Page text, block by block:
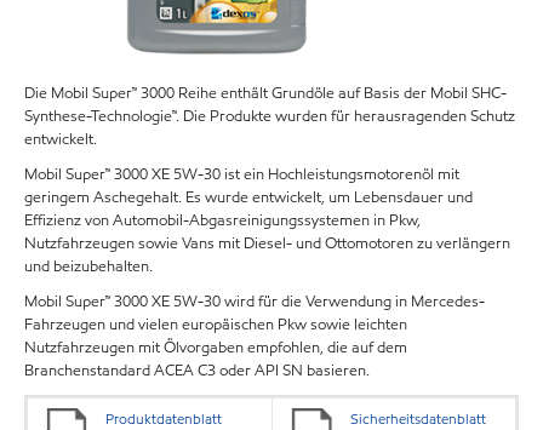
Die Mobil Super™ 3000 Reihe enthält Grundöle auf Basis der Mobil SHC-
Synthese-Technologie™. Die Produkte wurden für herausragenden Schutz
entwickelt.
Mobil Super™ 3000 XE 5W-30 ist ein Hochleistungsmotorenöl mit
geringem Aschegehalt. Es wurde entwickelt, um Lebensdauer und
Effizienz von Automobil-Abgasreinigungssystemen in Pkw,
Nutzfahrzeugen sowie Vans mit Diesel- und Ottomotoren zu verlängern
und beizubehalten.
Mobil Super™ 3000 XE 5W-30 wird für die Verwendung in Mercedes-
Fahrzeugen und vielen europäischen Pkw sowie leichten
Nutzfahrzeugen mit Ölvorgaben empfohlen, die auf dem
Branchenstandard ACEA C3 oder API SN basieren.
Produktdatenblatt Sicherheitsdatenblatt